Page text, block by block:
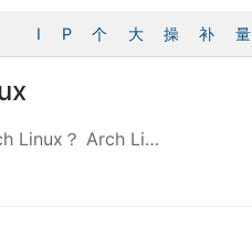
I P 个 大 操 补 量
Linux？ Arch Li…